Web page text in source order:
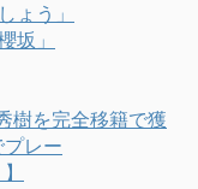
ょう」
坂」
樹を完全移籍で獲
レー